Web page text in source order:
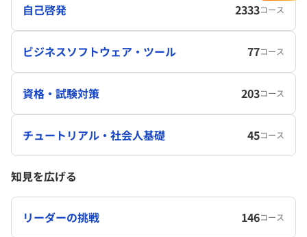
自己啓発 2333コース
ビジネスソフトウェア・ツール 77コース
資格・試験対策 203コース
チュートリアル・社会人基礎 45コース
知見を広げる
リーダーの挑戦 146コース